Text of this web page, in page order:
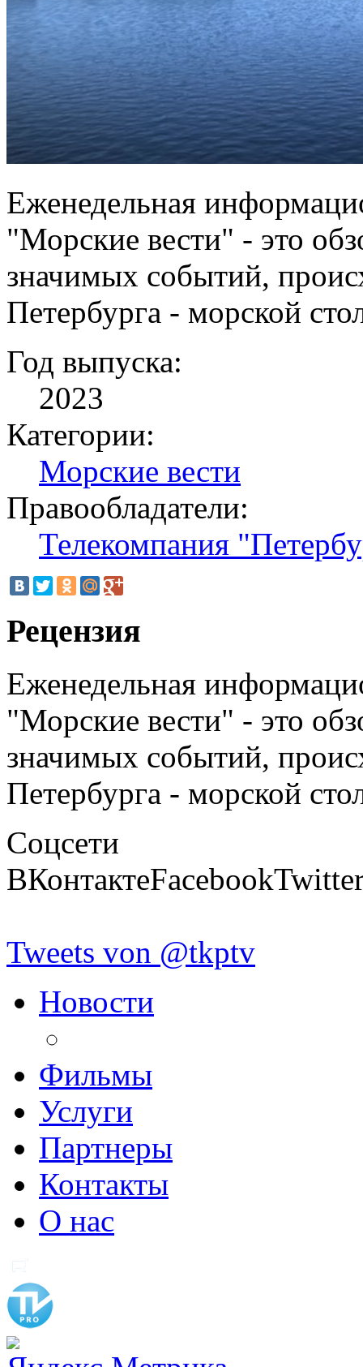
Еженедельная
"Морские вести" - это
значимых событий,
Петербурга - морской
Год выпуска:
2023
Категории:
Морские вести
Правообладатели:
Телекомпания
Рецензия
Еженедельная
"Морские вести" - это
значимых событий,
Петербурга - морской
Соцсети
ВКонтактеFacebook
Tweets von @tkptv
Новости
Фильмы
Услуги
Партнеры
Контакты
О нас